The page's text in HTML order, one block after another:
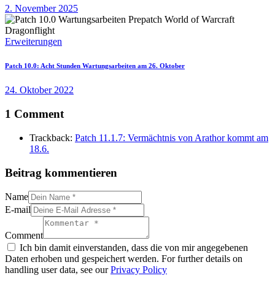
2. November 2025
Erweiterungen
Patch 10.0: Acht Stunden Wartungsarbeiten am 26. Oktober
24. Oktober 2022
1 Comment
Trackback: Patch 11.1.7: Vermächtnis von Arathor kommt am
18.6.
Beitrag kommentieren
Name
E-mail
Comment
Ich bin damit einverstanden, dass die von mir angegebenen
Daten erhoben und gespeichert werden. For further details on
handling user data, see ourPrivacy Policy